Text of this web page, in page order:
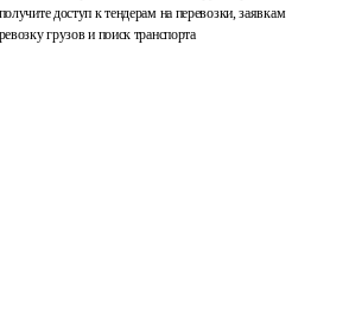
доступ к тендерам на перевозки, заявкам
грузов и поиск транспорта